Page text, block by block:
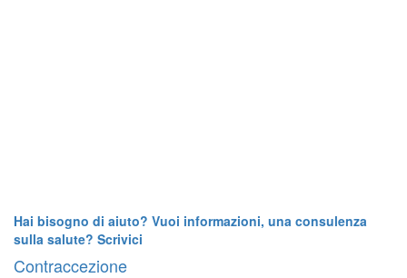
Hai bisogno di aiuto? Vuoi informazioni, una consulenza
sulla salute? Scrivici
Contraccezione